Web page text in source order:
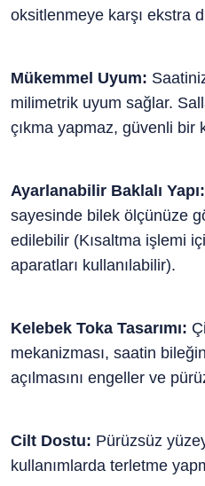
oksitlenmeye karşı ekstra
Mükemmel Uyum:
milimetrik uyum sağlar.
çıkma yapmaz, güvenli bir
Ayarlanabilir Baklalı Yapı:
sayesinde bilek ölçünüze
edilebilir (Kısaltma işlemi
aparatları kullanılabilir).
Kelebek Toka Tasarımı:
mekanizması, saatin
açılmasını engeller ve
Cilt Dostu: Pürüzsüz
kullanımlarda terletme